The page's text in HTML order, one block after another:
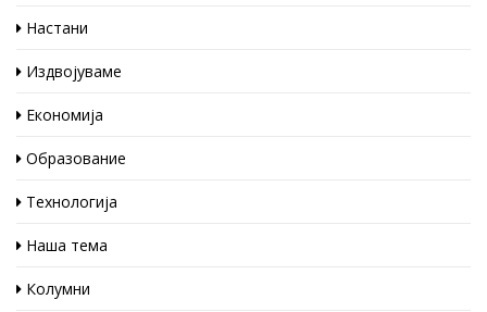
Настани
Издвојуваме
Економија
Образование
Технологија
Наша тема
Колумни